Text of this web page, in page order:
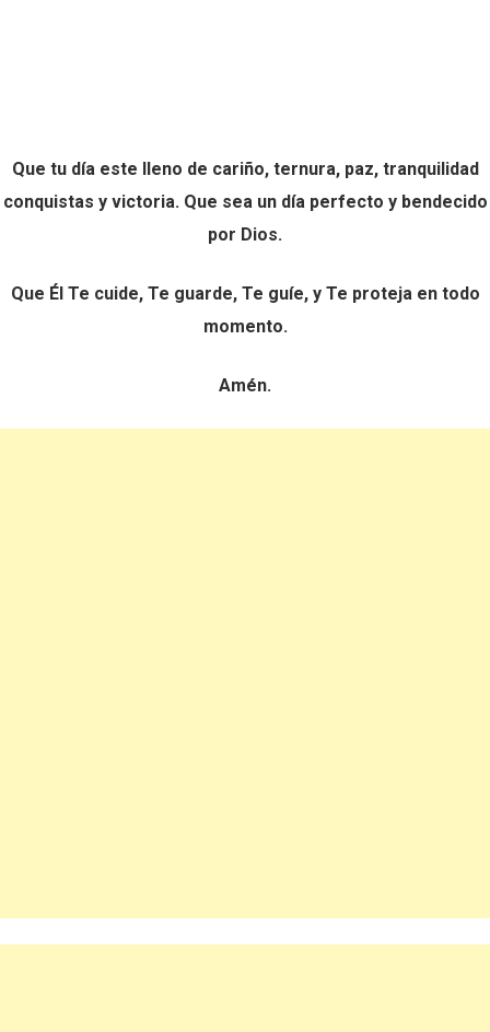
Que tu día este lleno de cariño, ternura, paz, tranquilidad
conquistas y victoria. Que sea un día perfecto y bendecido
por Dios.
Que Él Te cuide, Te guarde, Te guíe, y Te proteja en todo
momento.
Amén.